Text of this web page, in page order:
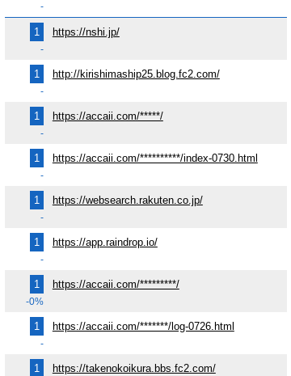
-
1
-
https://nshi.jp/
1
-
http://kirishimaship25.blog.fc2.com/
1
-
https://accaii.com/*****/
1
-
https://accaii.com/**********/index-0730.html
1
-
https://websearch.rakuten.co.jp/
1
-
https://app.raindrop.io/
1
-0%
https://accaii.com/*********/
1
-
https://accaii.com/*******/log-0726.html
1 https://takenokoikura.bbs.fc2.com/